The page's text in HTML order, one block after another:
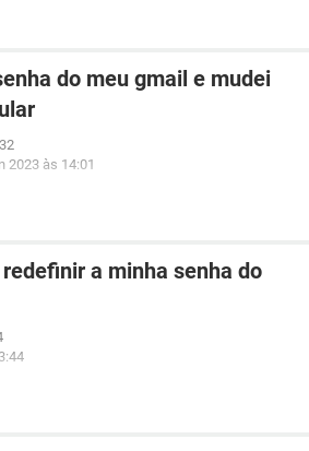
do meu gmail e mudei
2023 às 14:01
a minha senha do